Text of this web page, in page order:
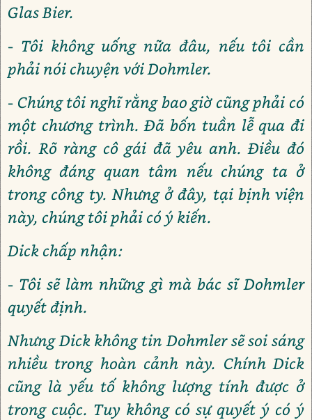
Glas Bier.
- Tôi không uống nữa đâu, nếu tôi cần
phải nói chuyện với Dohmler.
- Chúng tôi nghĩ rằng bao giờ cũng phải có
một chương trình. Đã bốn tuần lễ qua đi
rồi. Rõ ràng cô gái đã yêu anh. Điều đó
không đáng quan tâm nếu chúng ta ở
trong công ty. Nhưng ở đây, tại bịnh viện
này, chúng tôi phải có ý kiến.
Dick chấp nhận:
- Tôi sẽ làm những gì mà bác sĩ Dohmler
quyết định.
Nhưng Dick không tin Dohmler sẽ soi sáng
nhiều trong hoàn cảnh này. Chính Dick
cũng là yếu tố không lượng tính được ở
trong cuộc. Tuy không có sự quyết ý có ý